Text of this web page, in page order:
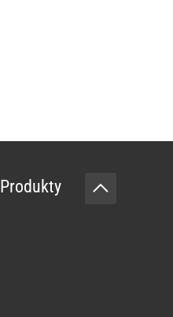
Produkty